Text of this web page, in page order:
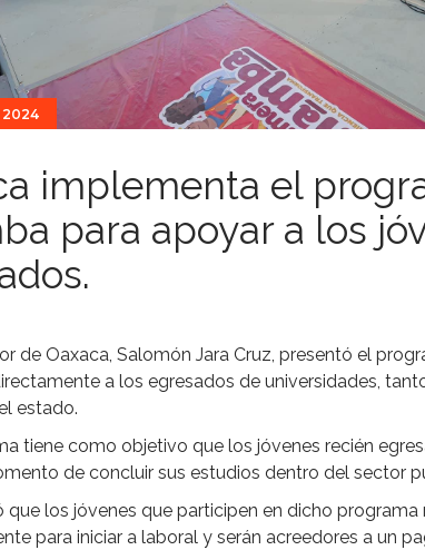
2024
implementa el
para apoyar a los
de Oaxaca, Salomón Jara Cruz, presentó el
a los egresados de universidades,
estado.
tiene como objetivo que los jóvenes recién
de concluir sus estudios dentro del sector
que los jóvenes que participen en dicho
para iniciar a laboral y serán acreedores a un